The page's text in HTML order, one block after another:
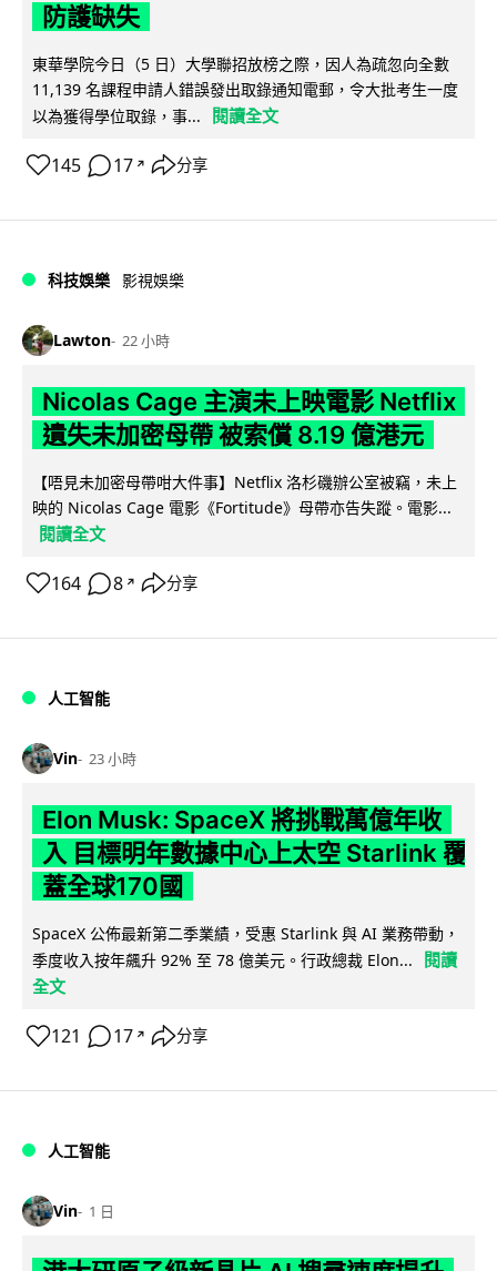
防護缺失
東華學院今日（5 日）大學聯招放榜之際，因人為疏忽向全數
11,139 名課程申請人錯誤發出取錄通知電郵，令大批考生一度
以為獲得學位取錄，事...
閱讀全文
145 17 ↗ 分享
科技娛樂 影視娛樂
Lawton 22 小時
Nicolas Cage 主演未上映電影 Netflix
遺失未加密母帶 被索償 8.19 億港元
【唔見未加密母帶咁大件事】Netflix 洛杉磯辦公室被竊，未上
映的 Nicolas Cage 電影《Fortitude》母帶亦告失蹤。電影...
閱讀全文
164 8 ↗ 分享
人工智能
Vin 23 小時
Elon Musk: SpaceX 將挑戰萬億年收
入 目標明年數據中心上太空 Starlink 覆
蓋全球170國
SpaceX 公佈最新第二季業績，受惠 Starlink 與 AI 業務帶動，
季度收入按年飆升 92% 至 78 億美元。行政總裁 Elon...
閱讀
全文
121 17 ↗ 分享
人工智能
Vin 1 日